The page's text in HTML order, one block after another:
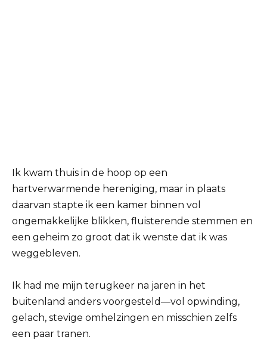
Ik kwam thuis in de hoop op een
hartverwarmende hereniging, maar in plaats
daarvan stapte ik een kamer binnen vol
ongemakkelijke blikken, fluisterende stemmen en
een geheim zo groot dat ik wenste dat ik was
weggebleven.
Ik had me mijn terugkeer na jaren in het
buitenland anders voorgesteld—vol opwinding,
gelach, stevige omhelzingen en misschien zelfs
een paar tranen.